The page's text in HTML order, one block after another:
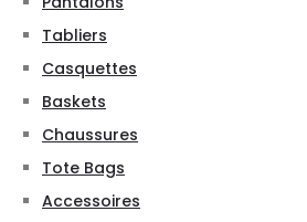
Tabliers
Casquettes
Baskets
Chaussures
Tote Bags
Accessoires